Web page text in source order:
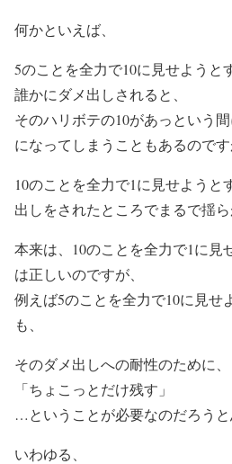
何かといえば、
5のことを全力で10に見せようと
誰かにダメ出しされると、
そのハリボテの10があっという
になってしまうこともあるのです
10のことを全力で1に見せようと
出しをされたところでまるで揺ら
本来は、10のことを全力で1に見
は正しいのですが、
例えば5のことを全力で10に見せ
も、
そのダメ出しへの耐性のために、
「ちょこっとだけ残す」
…ということが必要なのだろうと
いわゆる、